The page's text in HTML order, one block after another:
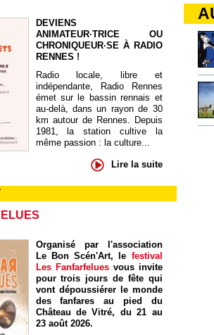
DEVIENS
ANIMATEUR·TRICE OU
CHRONIQUEUR·SE À RADIO
RENNES !
Radio locale, libre et
indépendante, Radio Rennes
émet sur le bassin rennais et
au-delà, dans un rayon de 30
km autour de Rennes. Depuis
1981, la station cultive la
même passion : la culture...
Lire la suite
Organisé par l'association
Le Bon Scén'Art, le festival
Les Fanfarfelues vous invite
pour trois jours de fête qui
vont dépoussiérer le monde
des fanfares au pied du
Château de Vitré, du 21 au
23 août 2026.